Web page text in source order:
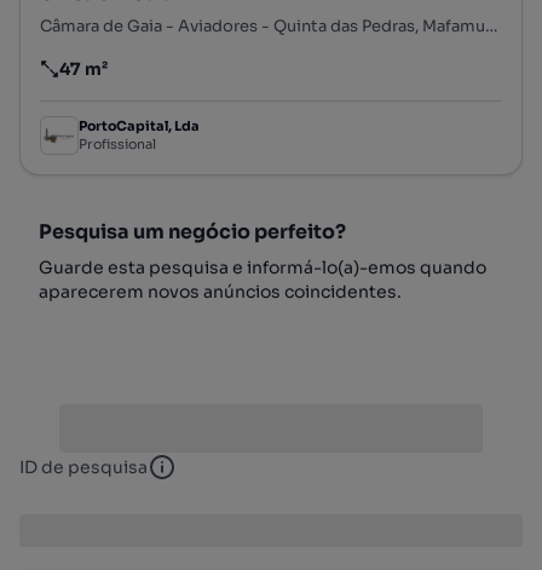
Câmara de Gaia - Aviadores - Quinta das Pedras, Mafamude e Vilar do Paraíso, Vila Nova de Gaia, Porto
Preço por metro quadrado
47 m²
PortoCapital, Lda
Profissional
Pesquisa um negócio perfeito?
Guarde esta pesquisa e informá-lo(a)-emos quando
aparecerem novos anúncios coincidentes.
ID de pesquisa ID de pesquisa